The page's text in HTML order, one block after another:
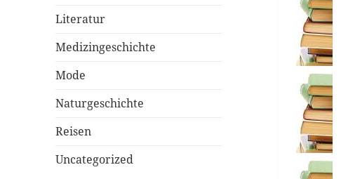
Literatur
Medizingeschichte
Mode
Naturgeschichte
Reisen
Uncategorized